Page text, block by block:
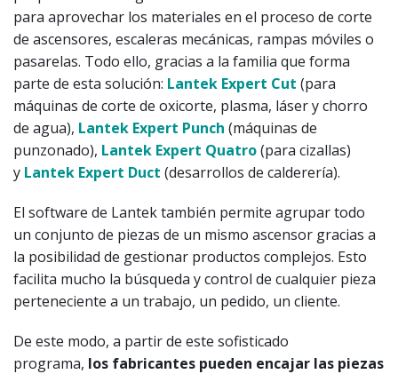
para aprovechar los materiales en el proceso de corte
de ascensores, escaleras mecánicas, rampas móviles o
pasarelas. Todo ello, gracias a la familia que forma
parte de esta solución: Lantek Expert Cut (para
máquinas de corte de oxicorte, plasma, láser y chorro
de agua), Lantek Expert Punch (máquinas de
punzonado), Lantek Expert Quatro(para cizallas)
y Lantek Expert Duct (desarrollos de calderería).
El software de Lantek también permite agrupar todo
un conjunto de piezas de un mismo ascensor gracias a
la posibilidad de gestionar productos complejos. Esto
facilita mucho la búsqueda y control de cualquier pieza
perteneciente a un trabajo, un pedido, un cliente.
De este modo, a partir de este sofisticado
programa, los fabricantes pueden encajar las piezas